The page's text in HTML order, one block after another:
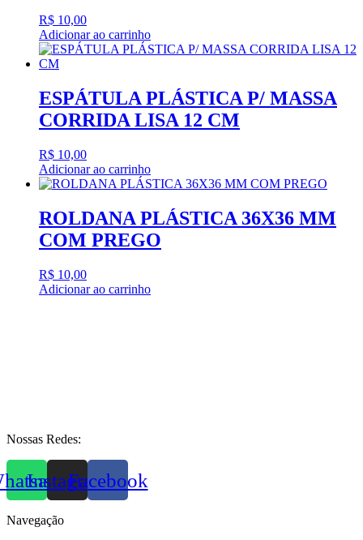
R$ 10,00
Adicionar ao carrinho
ESPÁTULA PLÁSTICA P/ MASSA
CORRIDA LISA 12 CM
R$ 10,00
Adicionar ao carrinho
ROLDANA PLÁSTICA 36X36 MM
COM PREGO
R$ 10,00
Adicionar ao carrinho
Nossas Redes:
InstagramFacebook
Navegação